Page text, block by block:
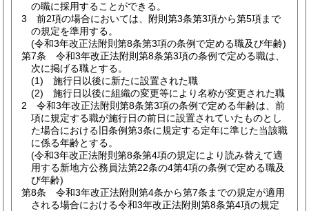
の職に採用することができる。
3
前2項の場合においては、附則第3条第3項から第5項まで
の規定を準用する。
(令和3年改正法附則第8条第3項の条例で定める職及び年齢)
第7条
令和3年改正法附則第8条第3項の条例で定める職は、
次に掲げる職とする。
(1)
施行日以後に新たに設置された職
(2)
施行日以後に組織の変更等により名称が変更された職
2
令和3年改正法附則第8条第3項の条例で定める年齢は、前
項に規定する職が施行日の前日に設置されていたものとし
た場合における旧条例第3条に規定する定年に準じた当該職
に係る年齢とする。
(令和3年改正法附則第8条第4項の規定により読み替えて適
用する新地方公務員法第22条の4第4項の条例で定める職及
び年齢)
第8条
令和3年改正法附則第4条から第7条までの規定が適用
される場合における令和3年改正法附則第8条第4項の規定